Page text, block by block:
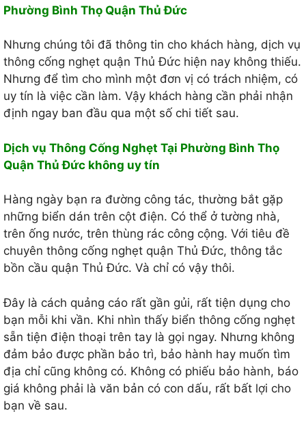
Phường Bình Thọ Quận Thủ Đức
Nhưng chúng tôi đã thông tin cho khách hàng, dịch vụ
thông cống nghẹt quận Thủ Đức hiện nay không thiếu.
Nhưng để tìm cho mình một đơn vị có trách nhiệm, có
uy tín là việc cần làm. Vậy khách hàng cần phải nhận
định ngay ban đầu qua một số chi tiết sau.
Dịch vụ Thông Cống Nghẹt Tại Phường Bình Thọ
Quận Thủ Đức không uy tín
Hàng ngày bạn ra đường công tác, thường bắt gặp
những biển dán trên cột điện. Có thể ở tường nhà,
trên ống nước, trên thùng rác công cộng. Với tiêu đề
chuyên thông cống nghẹt quận Thủ Đức, thông tắc
bồn cầu quận Thủ Đức. Và chỉ có vậy thôi.
Đây là cách quảng cáo rất gần gủi, rất tiện dụng cho
bạn mỗi khi vần. Khi nhìn thấy biển thông cống nghẹt
sẵn tiện điện thoại trên tay là gọi ngay. Nhưng không
đảm bảo được phần bảo trì, bảo hành hay muốn tìm
địa chỉ cũng không có. Không có phiếu bảo hành, báo
giá không phải là văn bản có con dấu, rất bất lợi cho
bạn về sau.